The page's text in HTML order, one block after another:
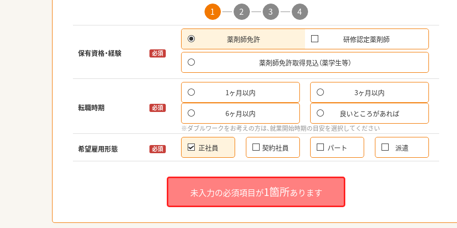
1 2 3 4
保有資格・経験 必須
薬剤師免許 研修認定薬剤師
薬剤師免許取得見込（薬学生等）
転職時期 必須
1ヶ月以内 3ヶ月以内
6ヶ月以内 良いところがあれば
※ダブルワークをお考えの方は、就業開始時期の目安を選択してください
希望雇用形態 必須 正社員 契約社員 パート 派遣
未入力の必須項目が1箇所あります